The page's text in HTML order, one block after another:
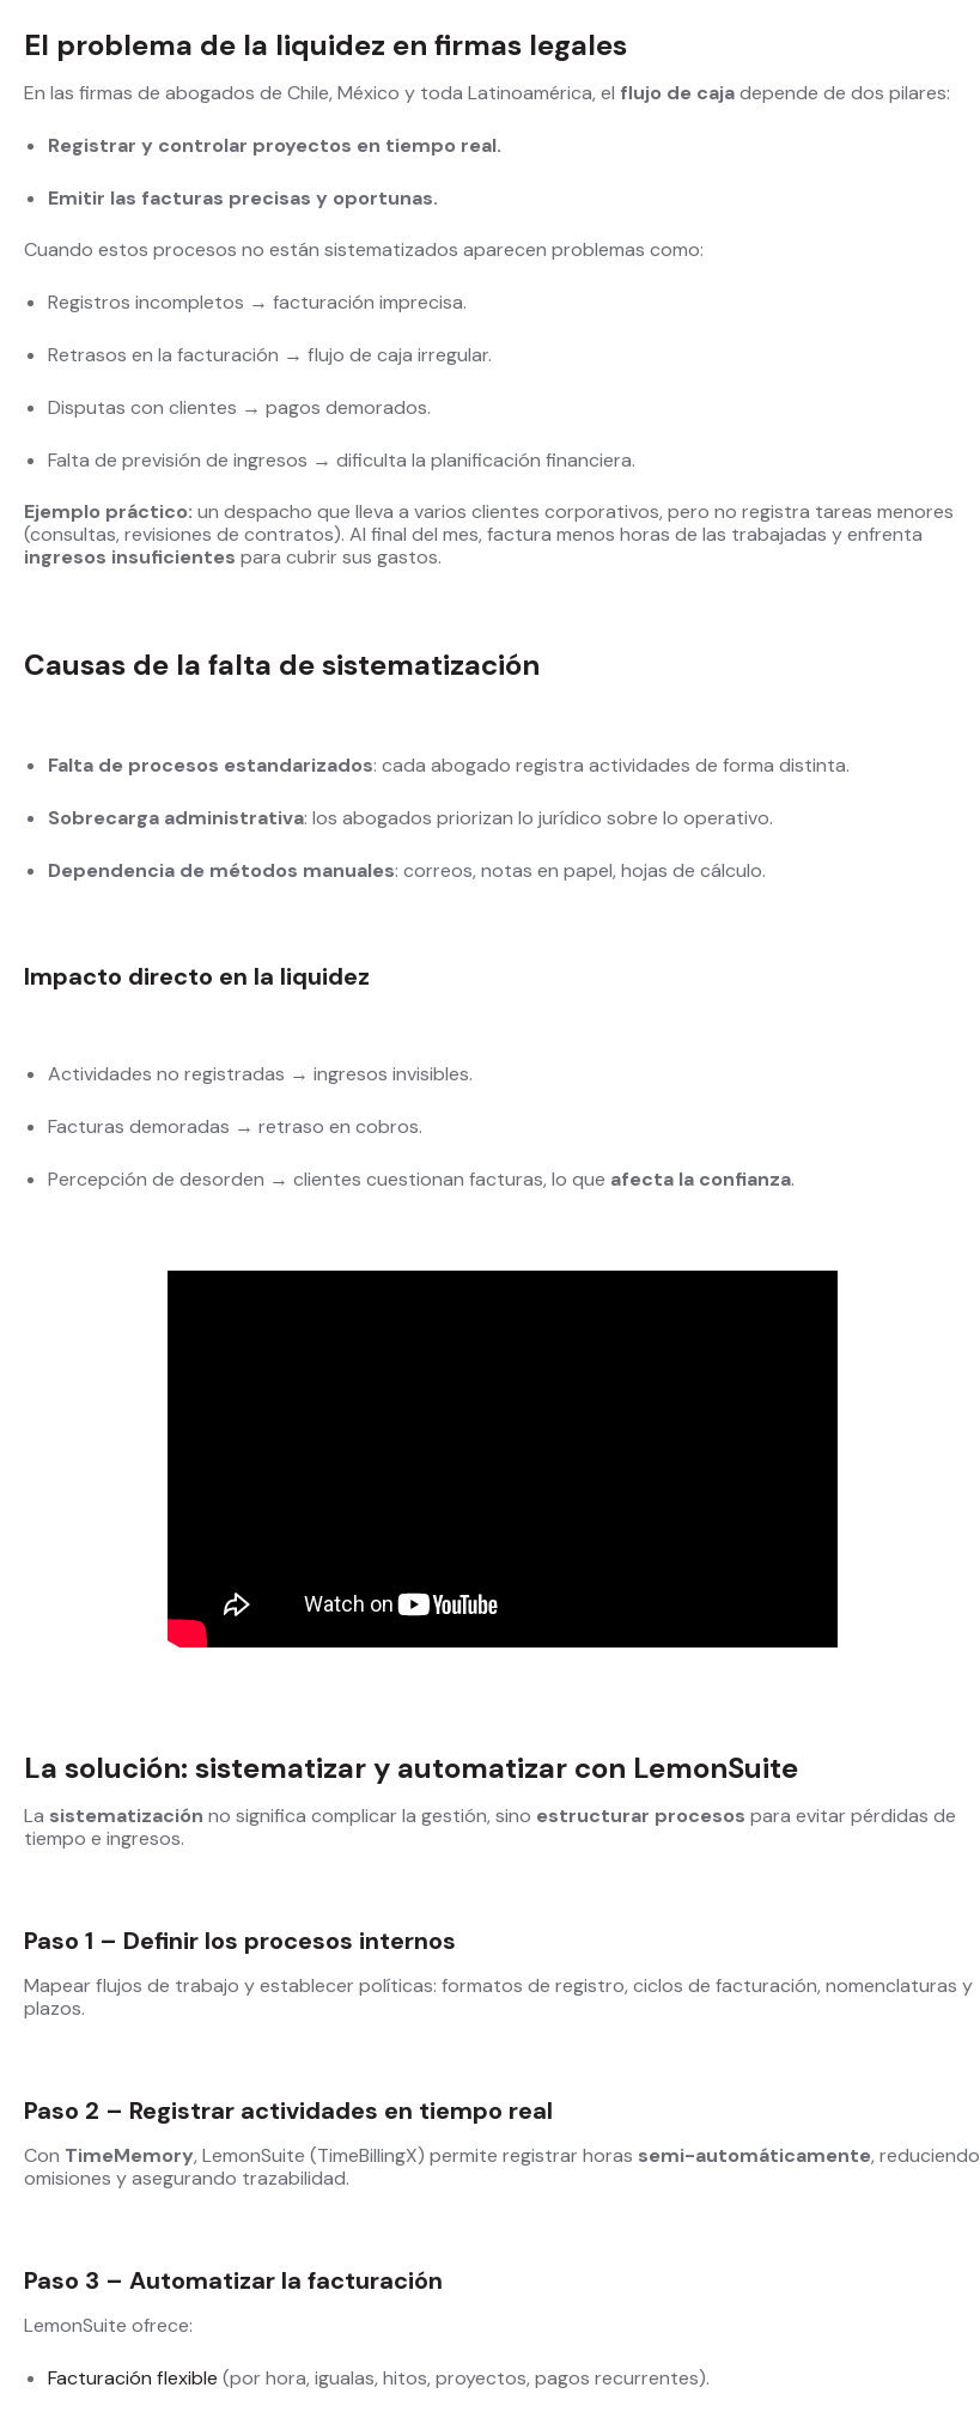
El problema de la liquidez en firmas legales
En las firmas de abogados de Chile, México y toda Latinoamérica, el flujo de cajadepende de dos pilares:
Registrar y controlar proyectos en tiempo real.
Emitir las facturas precisas y oportunas.
Cuando estos procesos no están sistematizados aparecen problemas como:
Registros incompletos → facturación imprecisa.
Retrasos en la facturación → flujo de caja irregular.
Disputas con clientes → pagos demorados.
Falta de previsión de ingresos → dificulta la planificación financiera.
Ejemplo práctico: un despacho que lleva a varios clientes corporativos, pero no registra tareas menores
(consultas, revisiones de contratos). Al final del mes, factura menos horas de las trabajadas y enfrenta
ingresos insuficientes para cubrir sus gastos.
Causas de la falta de sistematización
Falta de procesos estandarizados: cada abogado registra actividades de forma distinta.
Sobrecarga administrativa: los abogados priorizan lo jurídico sobre lo operativo.
Dependencia de métodos manuales: correos, notas en papel, hojas de cálculo.
Impacto directo en la liquidez
Actividades no registradas → ingresos invisibles.
Facturas demoradas → retraso en cobros.
Percepción de desorden → clientes cuestionan facturas, lo que afecta la confianza.
La solución: sistematizar y automatizar con LemonSuite
La sistematización no significa complicar la gestión, sino estructurar procesos para evitar pérdidas de
tiempo e ingresos.
Paso 1 – Definir los procesos internos
Mapear flujos de trabajo y establecer políticas: formatos de registro, ciclos de facturación, nomenclaturas y
plazos.
Paso 2 – Registrar actividades en tiempo real
Con TimeMemory, LemonSuite (TimeBillingX) permite registrar horas semi-automáticamente, reduciendo
omisiones y asegurando trazabilidad.
Paso 3 – Automatizar la facturación
LemonSuite ofrece:
Facturación flexible (por hora, igualas, hitos, proyectos, pagos recurrentes).